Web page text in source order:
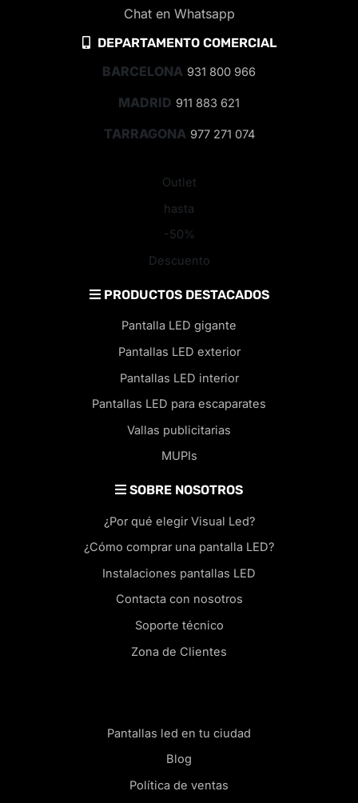
Chat en Whatsapp
DEPARTAMENTO COMERCIAL
BARCELONA 931 800 966
MADRID 911 883 621
TARRAGONA 977 271 074
Outlet
hasta
-50%
Descuento
PRODUCTOS DESTACADOS
Pantalla LED gigante
Pantallas LED exterior
Pantallas LED interior
Pantallas LED para escaparates
Vallas publicitarias
MUPIs
SOBRE NOSOTROS
¿Por qué elegir Visual Led?
¿Cómo comprar una pantalla LED?
Instalaciones pantallas LED
Contacta con nosotros
Soporte técnico
Zona de Clientes
Pantallas led en tu ciudad
Blog
Política de ventas